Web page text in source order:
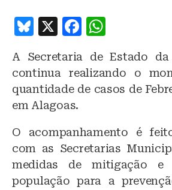
B
e
s
k
X
F
c
e
o
o
k
at
s
p
p
A Secretaria de Estado da
continua realizando o
quantidade de casos de
em Alagoas.
O acompanhamento é
com as Secretarias
medidas de mitigação e
população para a